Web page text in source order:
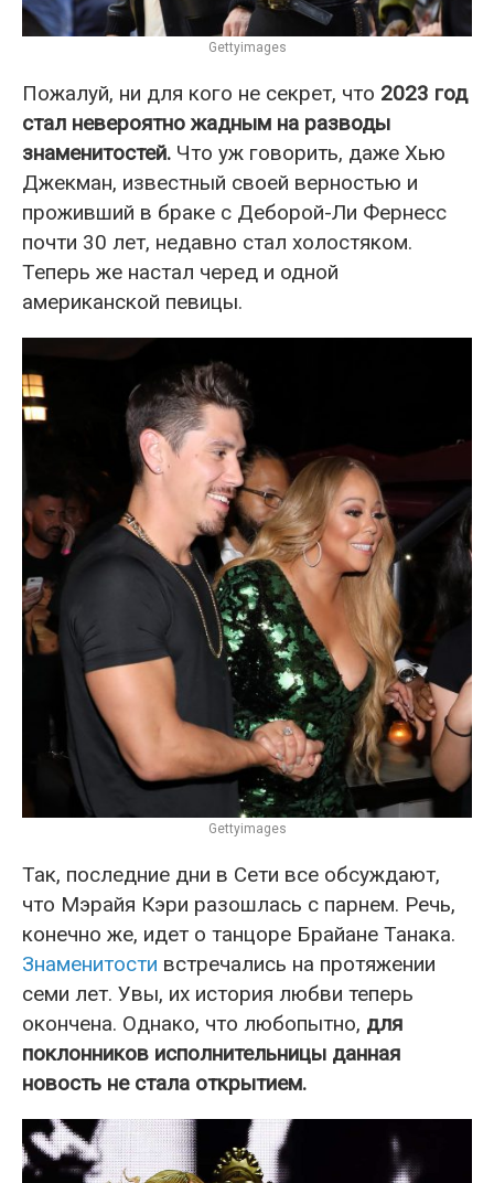
Gettyimages
Пожалуй, ни для кого не секрет, что 2023 год
стал невероятно жадным на разводы
знаменитостей. Что уж говорить, даже Хью
Джекман, известный своей верностью и
проживший в браке с Деборой-Ли Фернесс
почти 30 лет, недавно стал холостяком.
Теперь же настал черед и одной
американской певицы.
Gettyimages
Так, последние дни в Сети все обсуждают,
что Мэрайя Кэри разошлась с парнем. Речь,
конечно же, идет о танцоре Брайане Танака.
Знаменитости встречались на протяжении
семи лет. Увы, их история любви теперь
окончена. Однако, что любопытно, для
поклонников исполнительницы данная
новость не стала открытием.